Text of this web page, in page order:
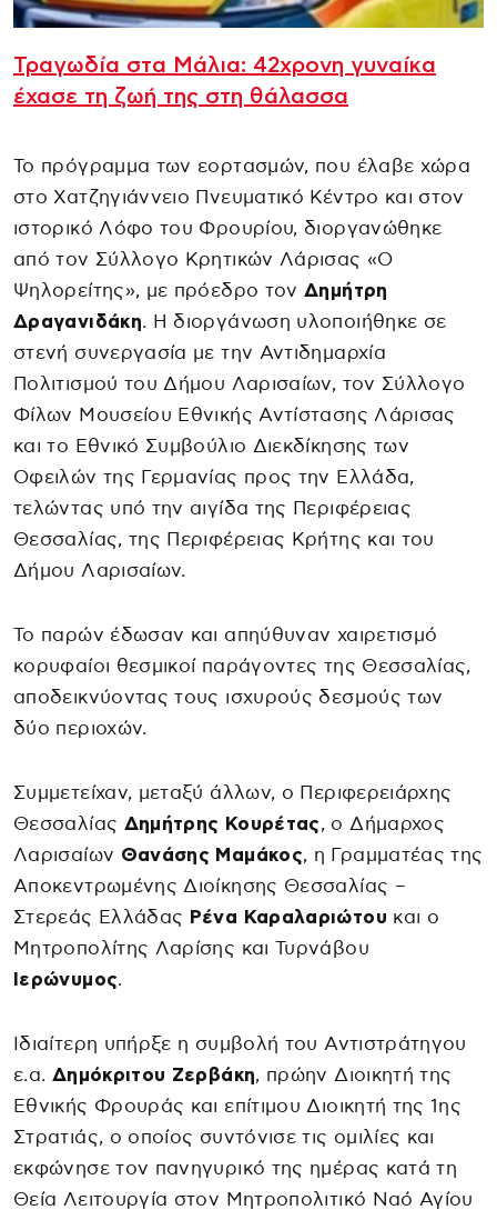
Τραγωδία στα Μάλια: 42χρονη γυναίκα
έχασε τη ζωή της στη θάλασσα
Το πρόγραμμα των εορτασμών, που έλαβε χώρα
στο Χατζηγιάννειο Πνευματικό Κέντρο και στον
ιστορικό Λόφο του Φρουρίου, διοργανώθηκε
από τον Σύλλογο Κρητικών Λάρισας «Ο
Ψηλορείτης», με πρόεδρο τονΔημήτρη
Δραγανιδάκη. Η διοργάνωση υλοποιήθηκε σε
στενή συνεργασία με την Αντιδημαρχία
Πολιτισμού του Δήμου Λαρισαίων, τον Σύλλογο
Φίλων Μουσείου Εθνικής Αντίστασης Λάρισας
και το Εθνικό Συμβούλιο Διεκδίκησης των
Οφειλών της Γερμανίας προς την Ελλάδα,
τελώντας υπό την αιγίδα της Περιφέρειας
Θεσσαλίας, της Περιφέρειας Κρήτης και του
Δήμου Λαρισαίων.
Το παρών έδωσαν και απηύθυναν χαιρετισμό
κορυφαίοι θεσμικοί παράγοντες της Θεσσαλίας,
αποδεικνύοντας τους ισχυρούς δεσμούς των
δύο περιοχών.
Συμμετείχαν, μεταξύ άλλων, ο Περιφερειάρχης
Θεσσαλίας Δημήτρης Κουρέτας, ο Δήμαρχος
Λαρισαίων Θανάσης Μαμάκος, η Γραμματέας της
Αποκεντρωμένης Διοίκησης Θεσσαλίας –
Στερεάς Ελλάδας Ρένα Καραλαριώτου και ο
Μητροπολίτης Λαρίσης και Τυρνάβου
Ιερώνυμος.
Ιδιαίτερη υπήρξε η συμβολή του Αντιστράτηγου
ε.α. Δημόκριτου Ζερβάκη, πρώην Διοικητή της
Εθνικής Φρουράς και επίτιμου Διοικητή της 1ης
Στρατιάς, ο οποίος συντόνισε τις ομιλίες και
εκφώνησε τον πανηγυρικό της ημέρας κατά τη
Θεία Λειτουργία στον Μητροπολιτικό Ναό Αγίου